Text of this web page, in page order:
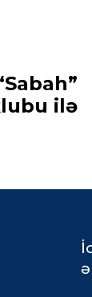
ilə